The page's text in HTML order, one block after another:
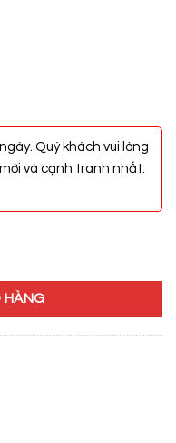
Quý khách vui lòng
và cạnh tranh nhất.
HÀNG